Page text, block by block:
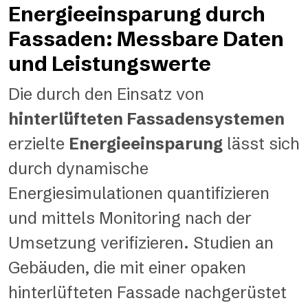
Energieeinsparung durch
Fassaden: Messbare Daten
und Leistungswerte
Die durch den Einsatz von
hinterlüfteten Fassadensystemen
erzielte Energieeinsparung lässt sich
durch dynamische
Energiesimulationen quantifizieren
und mittels Monitoring nach der
Umsetzung verifizieren. Studien an
Gebäuden, die mit einer opaken
hinterlüfteten Fassade nachgerüstet